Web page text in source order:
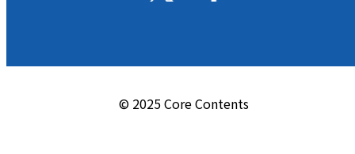
© 2025 Core Contents